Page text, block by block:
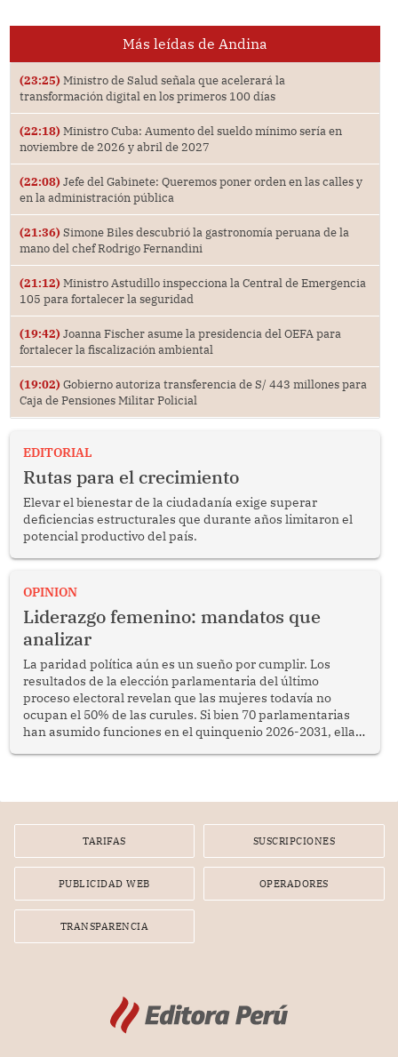
Más leídas de Andina
(23:25) Ministro de Salud señala que acelerará la
transformación digital en los primeros 100 días
(22:18) Ministro Cuba: Aumento del sueldo mínimo sería en
noviembre de 2026 y abril de 2027
(22:08) Jefe del Gabinete: Queremos poner orden en las calles y
en la administración pública
(21:36) Simone Biles descubrió la gastronomía peruana de la
mano del chef Rodrigo Fernandini
(21:12) Ministro Astudillo inspecciona la Central de Emergencia
105 para fortalecer la seguridad
(19:42) Joanna Fischer asume la presidencia del OEFA para
fortalecer la fiscalización ambiental
(19:02) Gobierno autoriza transferencia de S/ 443 millones para
Caja de Pensiones Militar Policial
EDITORIAL
Rutas para el crecimiento
Elevar el bienestar de la ciudadanía exige superar
deficiencias estructurales que durante años limitaron el
potencial productivo del país.
OPINION
Liderazgo femenino: mandatos que
analizar
La paridad política aún es un sueño por cumplir. Los
resultados de la elección parlamentaria del último
proceso electoral revelan que las mujeres todavía no
ocupan el 50% de las curules. Si bien 70 parlamentarias
han asumido funciones en el quinquenio 2026-2031, ellas
TARIFAS SUSCRIPCIONES
PUBLICIDAD WEB OPERADORES
TRANSPARENCIA